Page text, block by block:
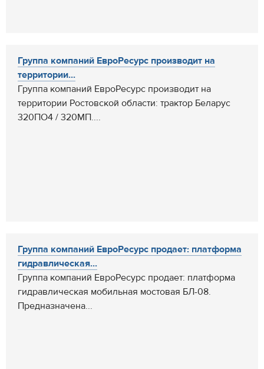
Группа компаний ЕвроРесурс производит на
территории...
Группа компаний ЕвроРесурс производит на
территории Ростовской области: трактор Беларус
320ПО4 / 320МП....
Группа компаний ЕвроРесурс продает: платформа
гидравлическая...
Группа компаний ЕвроРесурс продает: платформа
гидравлическая мобильная мостовая БЛ-08.
Предназначена...